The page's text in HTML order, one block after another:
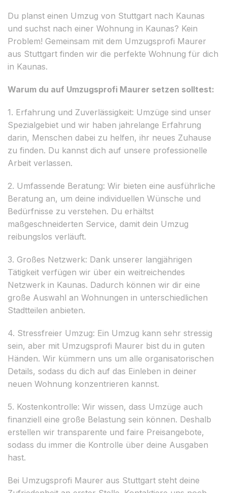
Du planst einen Umzug von Stuttgart nach Kaunas
und suchst nach einer Wohnung in Kaunas? Kein
Problem! Gemeinsam mit dem Umzugsprofi Maurer
aus Stuttgart finden wir die perfekte Wohnung für dich
in Kaunas.
Warum du auf Umzugsprofi Maurer setzen solltest:
1. Erfahrung und Zuverlässigkeit: Umzüge sind unser
Spezialgebiet und wir haben jahrelange Erfahrung
darin, Menschen dabei zu helfen, ihr neues Zuhause
zu finden. Du kannst dich auf unsere professionelle
Arbeit verlassen.
2. Umfassende Beratung: Wir bieten eine ausführliche
Beratung an, um deine individuellen Wünsche und
Bedürfnisse zu verstehen. Du erhältst
maßgeschneiderten Service, damit dein Umzug
reibungslos verläuft.
3. Großes Netzwerk: Dank unserer langjährigen
Tätigkeit verfügen wir über ein weitreichendes
Netzwerk in Kaunas. Dadurch können wir dir eine
große Auswahl an Wohnungen in unterschiedlichen
Stadtteilen anbieten.
4. Stressfreier Umzug: Ein Umzug kann sehr stressig
sein, aber mit Umzugsprofi Maurer bist du in guten
Händen. Wir kümmern uns um alle organisatorischen
Details, sodass du dich auf das Einleben in deiner
neuen Wohnung konzentrieren kannst.
5. Kostenkontrolle: Wir wissen, dass Umzüge auch
finanziell eine große Belastung sein können. Deshalb
erstellen wir transparente und faire Preisangebote,
sodass du immer die Kontrolle über deine Ausgaben
hast.
Bei Umzugsprofi Maurer aus Stuttgart steht deine